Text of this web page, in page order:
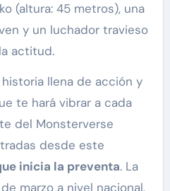
(altura: 45 metros), una
y un luchador travieso
actitud.
llena de acción y
te hará vibrar a cada
del Monsterverse
desde este
inicia la preventa. La
marzo a nivel nacional,